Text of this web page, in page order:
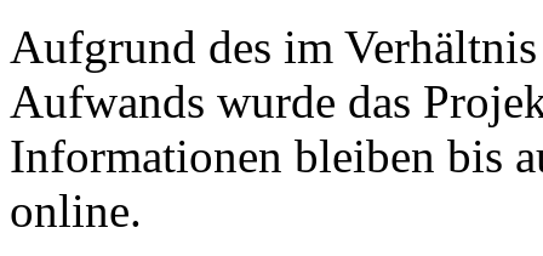
Aufgrund des im
Aufwands wurde das
Informationen bleiben bis
online.